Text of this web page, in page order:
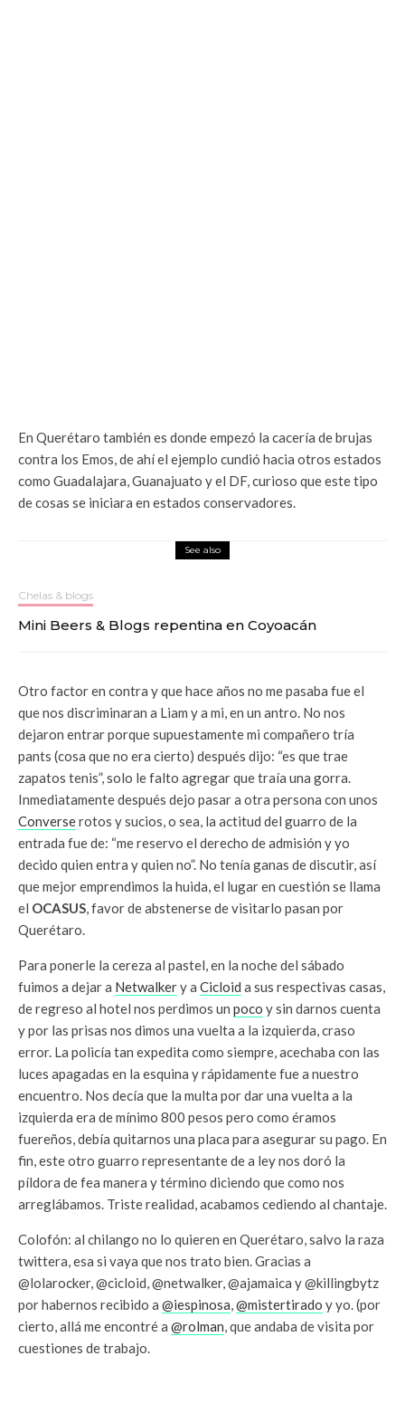
En Querétaro también es donde empezó la cacería de brujas
contra los Emos, de ahí el ejemplo cundió hacia otros estados
como Guadalajara, Guanajuato y el DF, curioso que este tipo
de cosas se iniciara en estados conservadores.
See also
Chelas & blogs
Mini Beers & Blogs repentina en Coyoacán
Otro factor en contra y que hace años no me pasaba fue el
que nos discriminaran a Liam y a mi, en un antro. No nos
dejaron entrar porque supuestamente mi compañero tría
pants (cosa que no era cierto) después dijo: “es que trae
zapatos tenis”, solo le falto agregar que traía una gorra.
Inmediatamente después dejo pasar a otra persona con unos
Converserotos y sucios, o sea, la actitud del guarro de la
entrada fue de: “me reservo el derecho de admisión y yo
decido quien entra y quien no”. No tenía ganas de discutir, así
que mejor emprendimos la huida, el lugar en cuestión se llama
el OCASUS, favor de abstenerse de visitarlo pasan por
Querétaro.
Para ponerle la cereza al pastel, en la noche del sábado
fuimos a dejar a Netwalkery a Cicloid a sus respectivas casas,
de regreso al hotel nos perdimos un poco y sin darnos cuenta
y por las prisas nos dimos una vuelta a la izquierda, craso
error. La policía tan expedita como siempre, acechaba con las
luces apagadas en la esquina y rápidamente fue a nuestro
encuentro. Nos decía que la multa por dar una vuelta a la
izquierda era de mínimo 800 pesos pero como éramos
fuereños, debía quitarnos una placa para asegurar su pago. En
fin, este otro guarro representante de a ley nos doró la
píldora de fea manera y término diciendo que como nos
arreglábamos. Triste realidad, acabamos cediendo al chantaje.
Colofón: al chilango no lo quieren en Querétaro, salvo la raza
twittera, esa si vaya que nos trato bien. Gracias a
@lolarocker, @cicloid, @netwalker, @ajamaica y @killingbytz
por habernos recibido a @iespinosa,@mistertirado y yo. (por
cierto, allá me encontré a @rolman, que andaba de visita por
cuestiones de trabajo.